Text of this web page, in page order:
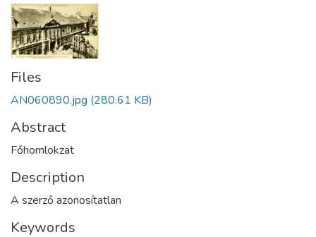
Files
AN060890.jpg (280.61 KB)
Abstract
Főhomlokzat
Description
A szerző azonosítatlan
Keywords